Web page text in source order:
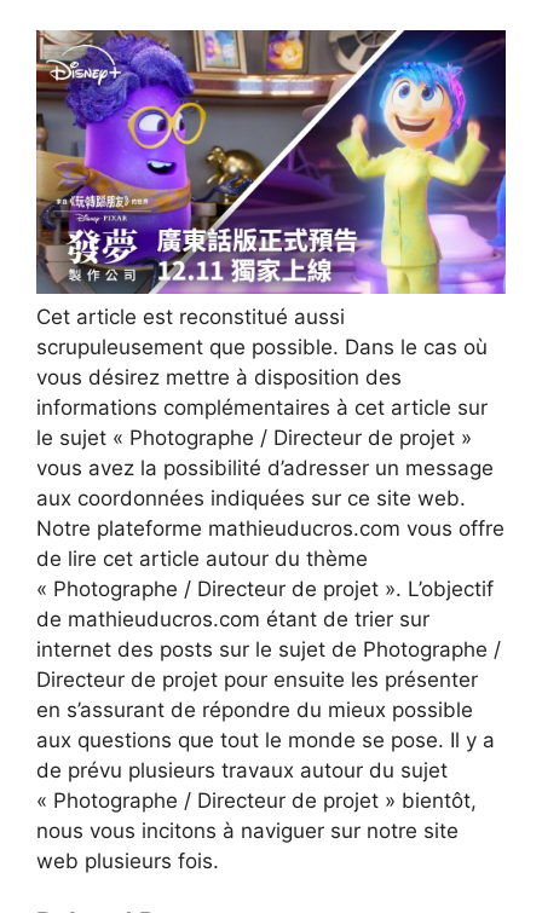
Cet article est reconstitué aussi
scrupuleusement que possible. Dans le cas où
vous désirez mettre à disposition des
informations complémentaires à cet article sur
le sujet « Photographe / Directeur de projet »
vous avez la possibilité d’adresser un message
aux coordonnées indiquées sur ce site web.
Notre plateforme mathieuducros.com vous offre
de lire cet article autour du thème
« Photographe / Directeur de projet ». L’objectif
de mathieuducros.com étant de trier sur
internet des posts sur le sujet de Photographe /
Directeur de projet pour ensuite les présenter
en s’assurant de répondre du mieux possible
aux questions que tout le monde se pose. Il y a
de prévu plusieurs travaux autour du sujet
« Photographe / Directeur de projet » bientôt,
nous vous incitons à naviguer sur notre site
web plusieurs fois.